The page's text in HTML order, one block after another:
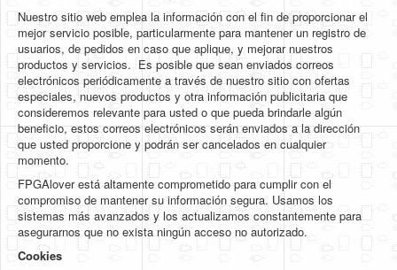
Software
Coding USB-Serial using Android Studio
LFSRs, Cryptology in Python Part 1
Retro
OS
Legacy
About us
Nuestro sitio web emplea la información con el fin de proporcionar el
mejor servicio posible, particularmente para mantener un registro de
usuarios, de pedidos en caso que aplique, y mejorar nuestros
productos y servicios. Es posible que sean enviados correos
electrónicos periódicamente a través de nuestro sitio con ofertas
especiales, nuevos productos y otra información publicitaria que
consideremos relevante para usted o que pueda brindarle algún
beneficio, estos correos electrónicos serán enviados a la dirección
que usted proporcione y podrán ser cancelados en cualquier
momento.
FPGAlover está altamente comprometido para cumplir con el
compromiso de mantener su información segura. Usamos los
sistemas más avanzados y los actualizamos constantemente para
asegurarnos que no exista ningún acceso no autorizado.
Cookies